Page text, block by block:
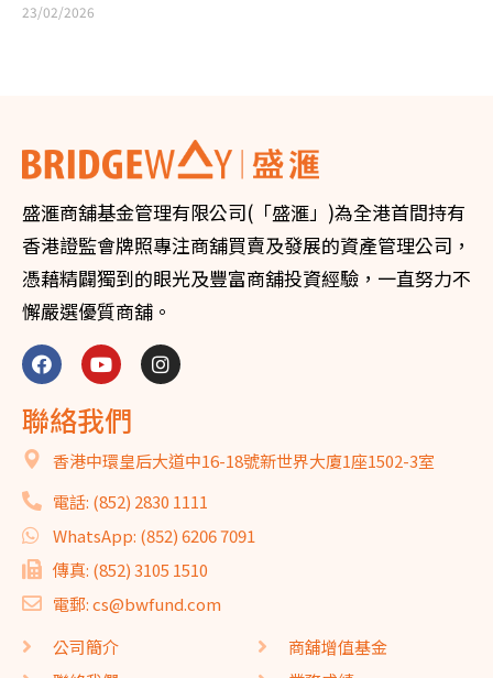
23/02/2026
盛滙商舖基金管理有限公司(「盛滙」)為全港首間持有
香港證監會牌照專注商舖買賣及發展的資產管理公司，
憑藉精闢獨到的眼光及豐富商舖投資經驗，一直努力不
懈嚴選優質商舖。
聯絡我們
香港中環皇后大道中16-18號新世界大廈1座1502-3室
電話: (852) 2830 1111
WhatsApp: (852) 6206 7091
傳真: (852) 3105 1510
電郵: cs@bwfund.com
公司簡介
商舖增值基金